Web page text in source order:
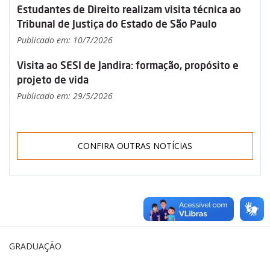
Estudantes de Direito realizam visita técnica ao
Tribunal de Justiça do Estado de São Paulo
Publicado em: 10/7/2026
Visita ao SESI de Jandira: formação, propósito e
projeto de vida
Publicado em: 29/5/2026
CONFIRA OUTRAS NOTÍCIAS
GRADUAÇÃO